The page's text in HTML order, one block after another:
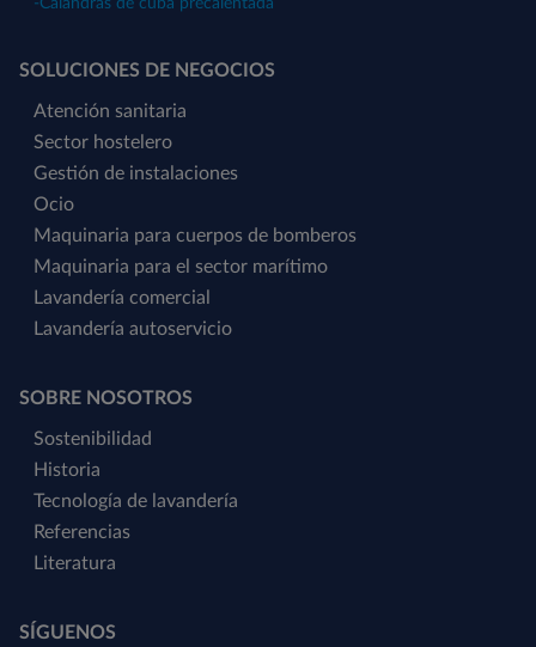
-Calandras de cuba precalentada
SOLUCIONES DE NEGOCIOS
Atención sanitaria
Sector hostelero
Gestión de instalaciones
Ocio
Maquinaria para cuerpos de bomberos
Maquinaria para el sector marítimo
Lavandería comercial
Lavandería autoservicio
SOBRE NOSOTROS
Sostenibilidad
Historia
Tecnología de lavandería
Referencias
Literatura
SÍGUENOS